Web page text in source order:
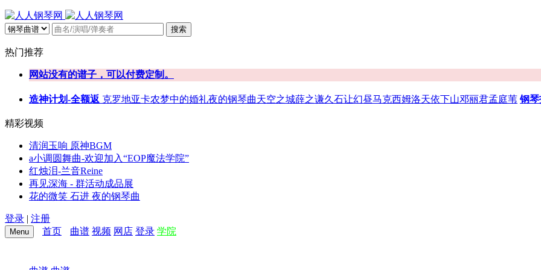
搜索
热门推荐
网站没有的谱子，可以付费定制。
造神计划-全额返 克罗地亚卡农梦中的婚礼夜的钢琴曲天空之城薛之谦久石让幻昼马克西姆洛天依下山邓丽君孟庭苇 钢
精彩视频
清润玉响 原神BGM
a小调圆舞曲-欢迎加入“EOP魔法学院”
红烛泪-兰音Reine
再见深海 - 群活动成品展
花的微笑 石进 夜的钢琴曲
登录 | 注册
Menu 首页 曲谱 视频 网店 登录 学院